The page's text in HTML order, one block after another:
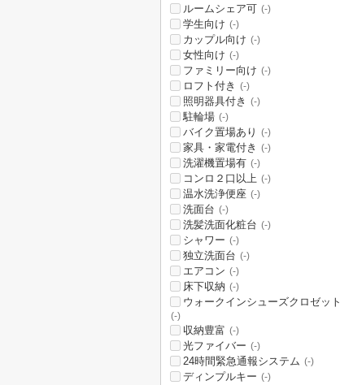
ルームシェア可 (-)
学生向け (-)
カップル向け (-)
女性向け (-)
ファミリー向け (-)
ロフト付き (-)
照明器具付き (-)
駐輪場 (-)
バイク置場あり (-)
家具・家電付き (-)
洗濯機置場有 (-)
コンロ２口以上 (-)
温水洗浄便座 (-)
洗面台 (-)
洗髪洗面化粧台 (-)
シャワー (-)
独立洗面台 (-)
エアコン (-)
床下収納 (-)
ウォークインシューズクロゼット
(-)
収納豊富 (-)
光ファイバー (-)
24時間緊急通報システム (-)
ディンプルキー (-)